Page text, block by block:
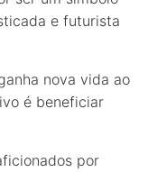
e futurista
nova vida ao
é beneficiar
por